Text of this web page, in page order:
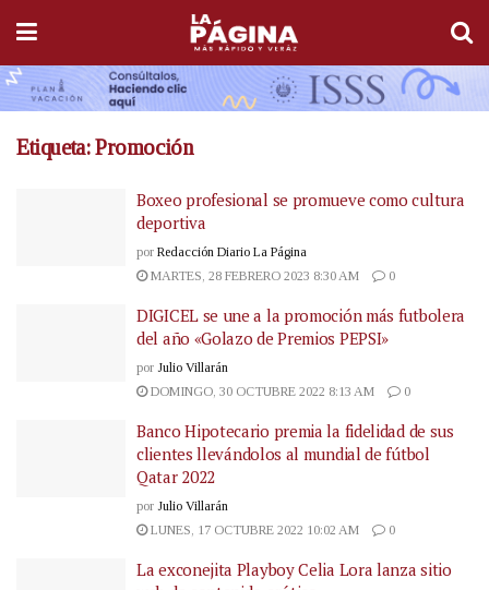
Etiqueta:Promoción
Boxeo profesional se promueve como cultura
deportiva
por Redacción Diario La Página
MARTES, 28 FEBRERO 2023 8:30 AM
0
DIGICEL se une a la promoción más futbolera
del año «Golazo de Premios PEPSI»
por Julio Villarán
DOMINGO, 30 OCTUBRE 2022 8:13 AM
0
Banco Hipotecario premia la fidelidad de sus
clientes llevándolos al mundial de fútbol
Qatar 2022
por Julio Villarán
LUNES, 17 OCTUBRE 2022 10:02 AM
0
La exconejita Playboy Celia Lora lanza sitio